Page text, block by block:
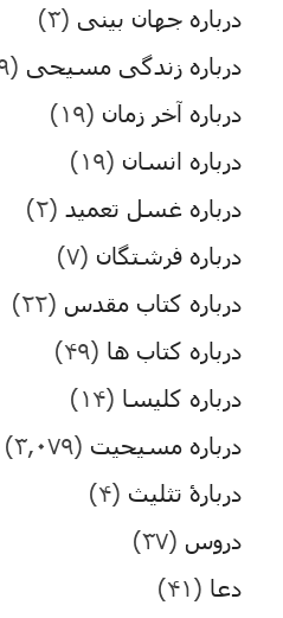
درباره جهان بینی (۳)
درباره زندگی مسیحی (۲۹)
درباره آخر زمان (۱۹)
درباره انسان (۱۹)
درباره غسل تعمید (۲)
درباره فرشتگان (۷)
درباره کتاب مقدس (۲۲)
درباره کتاب ها (۴۹)
درباره کلیسا (۱۴)
درباره مسیحیت (۳,۰۷۹)
دربارۀ تثلیث (۴)
دروس (۳۷)
دعا (۴۱)